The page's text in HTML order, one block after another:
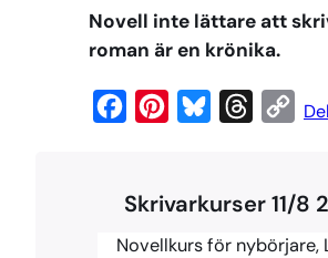
Novell inte lättare att
roman är en krönika.
e
b
t
e
e
s
e
a
C
y
L
Skrivarkurser 11/8
Novellkurs för nybörjare,